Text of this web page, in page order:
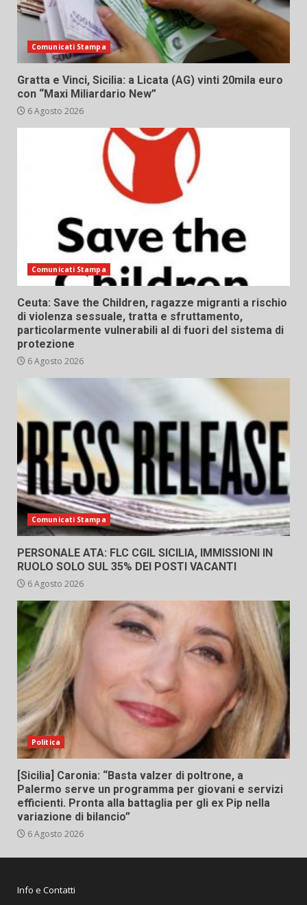
Comunicati Stampa
Gratta e Vinci, Sicilia: a Licata (AG) vinti 20mila euro
con “Maxi Miliardario New”
6 Agosto 2026
Comunicati Stampa
Ceuta: Save the Children, ragazze migranti a rischio
di violenza sessuale, tratta e sfruttamento,
particolarmente vulnerabili al di fuori del sistema di
protezione
6 Agosto 2026
Comunicati Stampa
PERSONALE ATA: FLC CGIL SICILIA, IMMISSIONI IN
RUOLO SOLO SUL 35% DEI POSTI VACANTI
6 Agosto 2026
Politica
[Sicilia] Caronia: “Basta valzer di poltrone, a
Palermo serve un programma per giovani e servizi
efficienti. Pronta alla battaglia per gli ex Pip nella
variazione di bilancio”
6 Agosto 2026
Info e Contatti